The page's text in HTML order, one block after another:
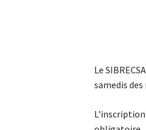
Le
samedis